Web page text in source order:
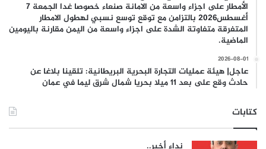
الأمطار على اجزاء واسعة من الامانة صنعاء خصوصا غدا الجمعة 7
أغسطس2026 بالتزامن مع توقع توسع نسبي لهطول الامطار
المتفرقة متفاوتة الشدة على اجزاء واسعة من اليمن مقارنة باليومين
الماضية.
2026-08-01
عاجل| هيئة عمليات التجارة البحرية البريطانية: تلقينا بلاغا عن
حادث وقع على بعد 11 ميلا بحريا شمال شرق ليما في عمان
كتابات